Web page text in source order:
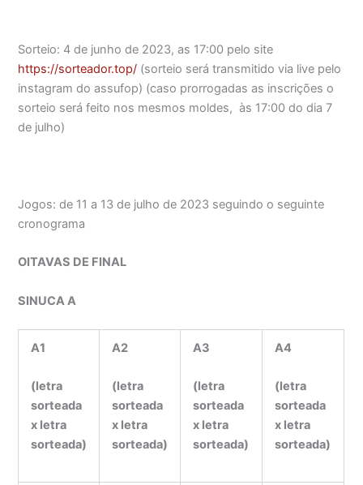
Sorteio: 4 de junho de 2023, as 17:00 pelo site
https://sorteador.top/ (sorteio será transmitido via live pelo
instagram do assufop) (caso prorrogadas as inscrições o
sorteio será feito nos mesmos moldes, às 17:00 do dia 7
de julho)
Jogos: de 11 a 13 de julho de 2023 seguindo o seguinte
cronograma
OITAVAS DE FINAL
SINUCA A
A1
(letra
sorteada
x letra
sorteada)
A2
(letra
sorteada
x letra
sorteada)
A3
(letra
sorteada
x letra
sorteada)
A4
(letra
sorteada
x letra
sorteada)